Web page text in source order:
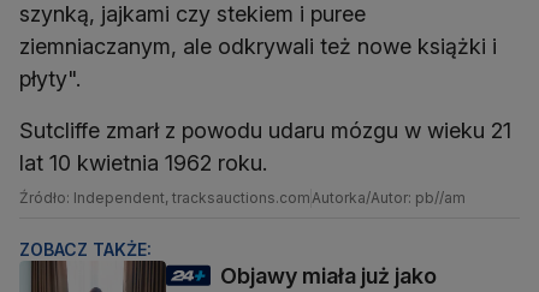
szynką, jajkami czy stekiem i puree
ziemniaczanym, ale odkrywali też nowe książki i
płyty".
Sutcliffe zmarł z powodu udaru mózgu w wieku 21
lat 10 kwietnia 1962 roku.
Źródło: Independent, tracksauctions.comAutorka/Autor: pb//am
ZOBACZ TAKŻE:
Objawy miała już jako